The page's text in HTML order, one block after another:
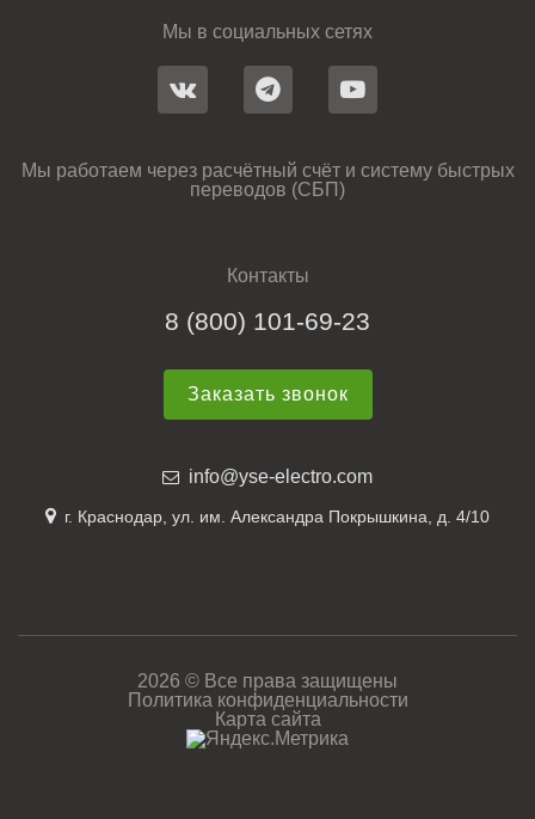
Мы в социальных сетях
Мы работаем через расчётный счёт и систему быстрых
переводов (СБП)
Контакты
8 (800) 101-69-23
Заказать звонок
info@yse-electro.com
г. Краснодар, ул. им. Александра Покрышкина, д. 4/10
2026 © Все права защищены
Политика конфиденциальности
Карта сайта